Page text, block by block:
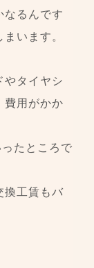
なるんです
います。
やタイヤシ
費用がかか
たところで
換工賃もバ